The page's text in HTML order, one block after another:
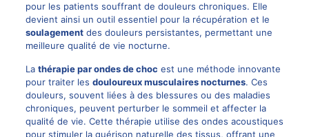
pour les patients souffrant de douleurs chroniques. Elle
devient ainsi un outil essentiel pour la récupération et le
soulagementdes douleurs persistantes, permettant une
meilleure qualité de vie nocturne.
La thérapie par ondes de choc est une méthode innovante
pour traiter les douloureux musculaires nocturnes. Ces
douleurs, souvent liées à des blessures ou des maladies
chroniques, peuvent perturber le sommeil et affecter la
qualité de vie. Cette thérapie utilise des ondes acoustiques
pour stimuler la guérison naturelle des tissus, offrant une